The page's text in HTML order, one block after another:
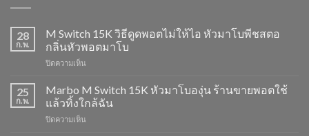
28
ก.พ.
M Switch 15K วิธีดูดพอตไม่ให้ไอ หัวมาโบพีชสตอ
กลิ่นหัวพอตมาโบ
ปิดความเห็น
Switch
15K
วิธี
ดูด
25
ก.พ.
Marbo M Switch 15K หัวมาโบองุ่น ร้านขายพอตใช้
แล้วทิ้งใกล้ฉัน
ปิดความเห็น